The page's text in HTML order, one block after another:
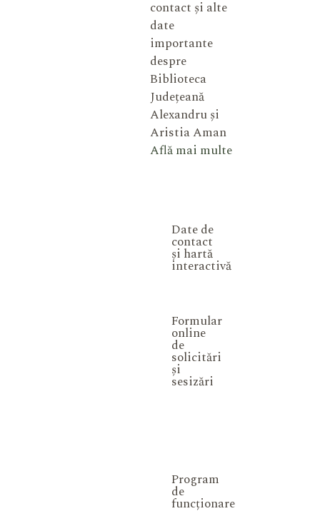
contact și alte
date
importante
despre
Biblioteca
Județeană
Alexandru și
Aristia Aman
Află mai multe
Date de
contact
și hartă
interactivă
Formular
online
de
solicitări
și
sesizări
Program
de
funcționare